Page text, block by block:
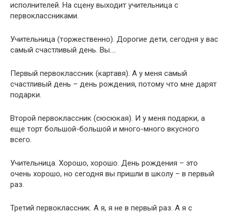
исполнителей. На сцену выходит учительница с
первоклассниками.
Учительница (торжественно). Дорогие дети, сегодня у вас
самый счастливый день. Вы….
Первый первоклассник (картавя). А у меня самый
счастливый день – день рождения, потому что мне дарят
подарки.
Второй первоклассник (сюсюкая). И у меня подарки, а
еще торт большой-большой и много-много вкусного
всего.
Учительница. Хорошо, хорошо. День рождения – это
очень хорошо, но сегодня вы пришли в школу – в первый
раз.
Третий первоклассник. А я, я не в первый раз. А я с